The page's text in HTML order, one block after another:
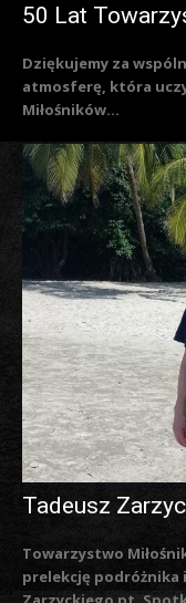
50 Lat
Dziękujemy za
atmosferę, która
Miłośników...
Tadeusz
Towarzystwo
prelekcję podróżnika